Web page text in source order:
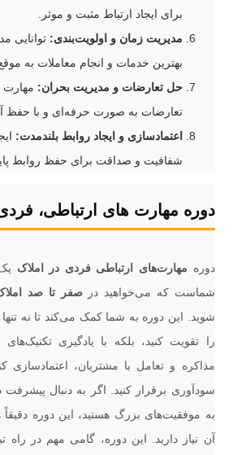
برای ایجاد ارتباط مثبت و موثر.
مدیریت زمان و اولویت‌بندی: توانایی
بهترین خدمات و انجام معاملات به
حل تعارضات و مدیریت بحران:
تعارضات به صورت حرفه‌ای و با حفظ
اعتمادسازی و ایجاد روابط بلندمدت:
شفافیت و صداقت برای حفظ روابط
دوره مهارت های ارتباطی،
دوره مهارت‌های ارتباطی فردی در املاک
شماست که می‌خواهید درصفر تا صد
شوید. این دوره به شما کمک می‌کند تا نه
را تقویت کنید، بلکه با یادگیری تکنیک‌های
مذاکره و تعامل با مشتریان، اعتمادسازی
سودآوری برقرار کنید. اگر به دنبال پیشرفت
به موفقیت‌های بزرگ هستید، این دوره
آن نیاز دارید. این دوره، گامی مهم در راه